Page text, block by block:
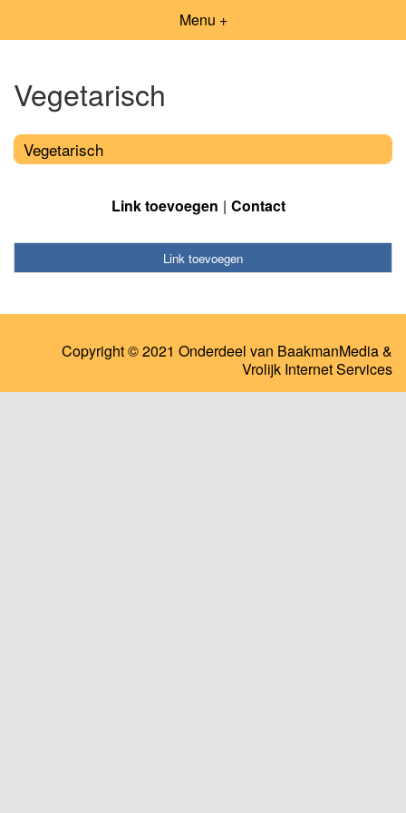
Menu +
Vegetarisch
Vegetarisch
Link toevoegen Contact
Link toevoegen
Copyright © 2021 Onderdeel van BaakmanMedia&
Vrolijk Internet Services